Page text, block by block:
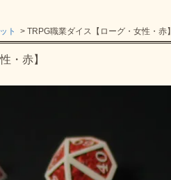
ト > TRPG職業ダイス【ローグ・女性・赤】
・赤】